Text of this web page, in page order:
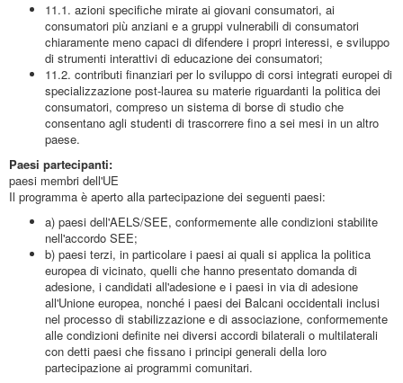
11.1. azioni specifiche mirate ai giovani consumatori, ai
consumatori più anziani e a gruppi vulnerabili di consumatori
chiaramente meno capaci di difendere i propri interessi, e sviluppo
di strumenti interattivi di educazione dei consumatori;
11.2. contributi finanziari per lo sviluppo di corsi integrati europei di
specializzazione post-laurea su materie riguardanti la politica dei
consumatori, compreso un sistema di borse di studio che
consentano agli studenti di trascorrere fino a sei mesi in un altro
paese.
Paesi partecipanti:
paesi membri dell'UE
Il programma è aperto alla partecipazione dei seguenti paesi:
a) paesi dell'AELS/SEE, conformemente alle condizioni stabilite
nell'accordo SEE;
b) paesi terzi, in particolare i paesi ai quali si applica la politica
europea di vicinato, quelli che hanno presentato domanda di
adesione, i candidati all'adesione e i paesi in via di adesione
all'Unione europea, nonché i paesi dei Balcani occidentali inclusi
nel processo di stabilizzazione e di associazione, conformemente
alle condizioni definite nei diversi accordi bilaterali o multilaterali
con detti paesi che fissano i principi generali della loro
partecipazione ai programmi comunitari.